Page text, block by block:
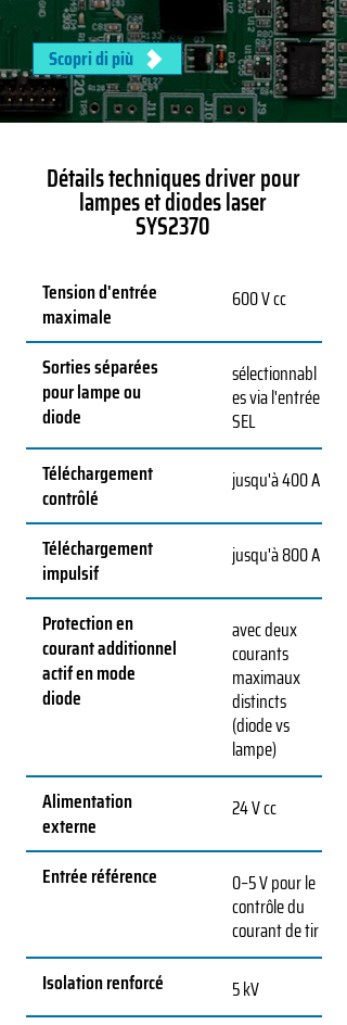
Scopri di più
Détails techniques driver pour
lampes et diodes laser
SYS2370
Tension d'entrée
maximale
600 V cc
Sorties séparées
pour lampe ou
diode
sélectionnabl
es via l'entrée
SEL
Téléchargement
contrôlé
jusqu'à 400 A
Téléchargement
impulsif
jusqu'à 800 A
Protection en
courant additionnel
actif en mode
diode
avec deux
courants
maximaux
distincts
(diode vs
lampe)
Alimentation
externe
24 V cc
Entrée référence
0–5 V pour le
contrôle du
courant de tir
Isolation renforcé 5 kV